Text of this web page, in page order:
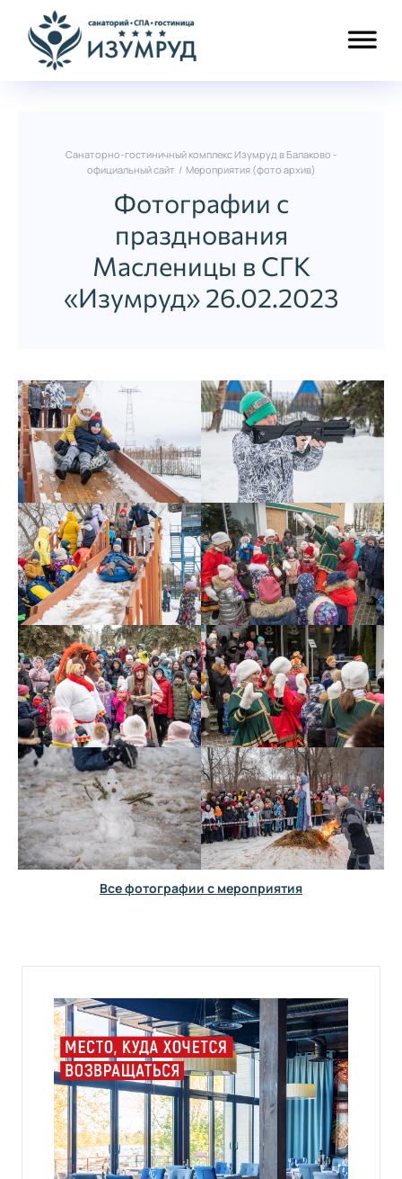
Санаторно-гостиничный комплекс Изумруд в Балаково -
официальный сайт / Мероприятия (фото архив)
Фотографии с
празднования
Масленицы в СГК
«Изумруд» 26.02.2023
Все фотографии с мероприятия